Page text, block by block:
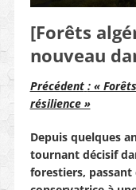
[Forêts
nouveau
Précédent : «
résilience »
Depuis quelques
tournant décisif
forestiers, passant